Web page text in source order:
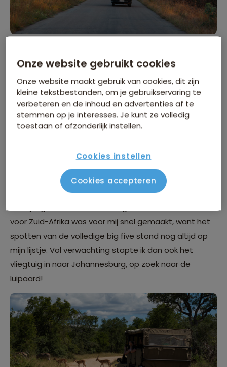
Waarom heb je voor deze reis
gekozen?
Als kind heb ik met mijn ouders al eens een rondreis
gemaakt in Zuid-Afrika en toen was ik al betoverd.
verveelt nooit. Het moment dat je de eerste impala
begin. Op reis gaan met je ouders is natuurlijk
hartstikke leuk, maar hoe leuk als je met
voor Zuid-Afrika was voor mij snel gemaakt, want het
spotten van de volledige big five stond nog altijd op
mijn lijstje. Vol verwachting stapte ik dan ook het
vliegtuig in naar Johannesburg, op zoek naar de
luipaard!
Onze website gebruikt cookies
Onze website maakt gebruik van cookies, dit zijn
kleine tekstbestanden, om je gebruikservaring te
verbeteren en de inhoud en advertenties af te
stemmen op je interesses. Je kunt ze volledig
toestaan of afzonderlijk instellen.
Cookies instellen
Cookies accepteren